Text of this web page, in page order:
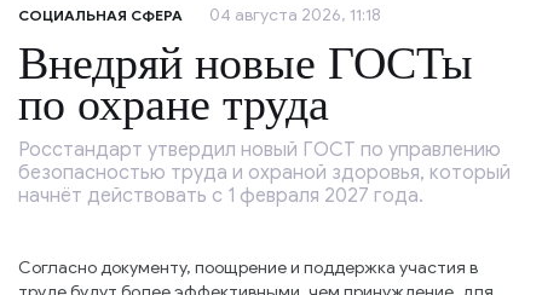
СОЦИАЛЬНАЯ СФЕРА 04 августа 2026, 11:18
Внедряй новые ГОСТы
по охране труда
Росстандарт утвердил новый ГОСТ по управлению
безопасностью труда и охраной здоровья, который
начнёт действовать с 1 февраля 2027 года.
Согласно документу, поощрение и поддержка участия в